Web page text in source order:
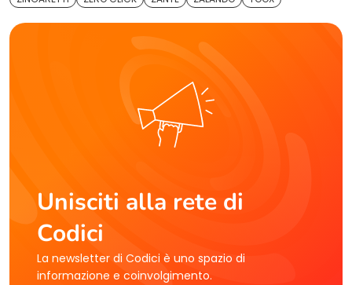
Unisciti alla rete di
Codici
La newsletter di Codici è uno spazio di
informazione e coinvolgimento.